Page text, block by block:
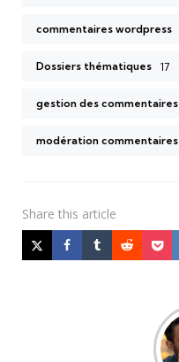
commentaires wordpress
Dossiers thématiques 17
gestion des commentaires
modération commentaires
Share this article